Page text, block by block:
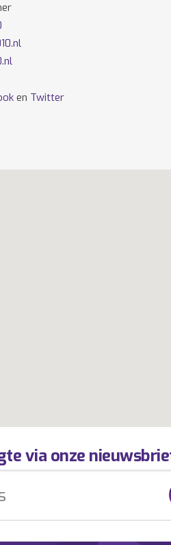
en Twitter
via onze